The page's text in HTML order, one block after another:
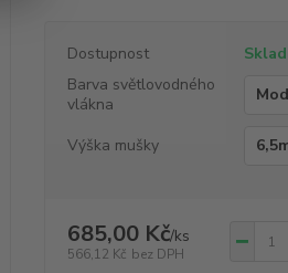
Dostupnost
Barva světlovodného
vlákna
Výška mušky
685,00 Kč/ks
566,12 Kč bez DPH